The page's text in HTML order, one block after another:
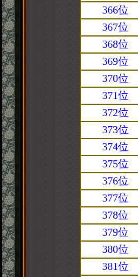
366位
367位
368位
369位
370位
371位
372位
373位
374位
375位
376位
377位
378位
379位
380位
381位